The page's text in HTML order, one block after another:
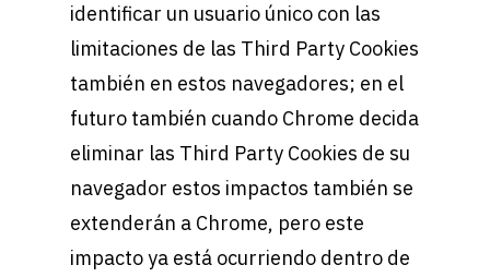
identificar un usuario único con las
limitaciones de las Third Party Cookies
también en estos navegadores; en el
futuro también cuando Chrome decida
eliminar las Third Party Cookies de su
navegador estos impactos también se
extenderán a Chrome, pero este
impacto ya está ocurriendo dentro de